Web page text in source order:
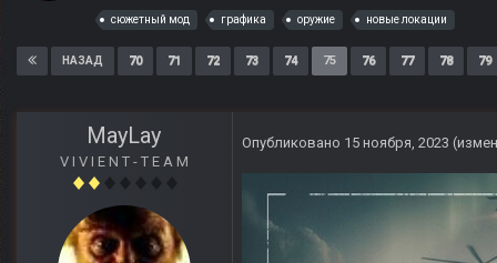
сюжетный мод графика оружие новые локации
НАЗАД 70 71 72 73 74 75 76 77 78 79
MayLay
V I V I E N T - T E A M
Опубликовано 15 ноября, 2023